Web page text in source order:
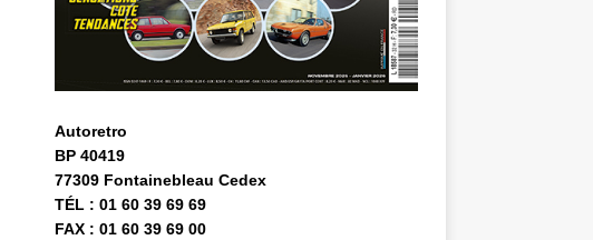
Autoretro
BP 40419
77309 Fontainebleau Cedex
TÉL : 01 60 39 69 69
FAX : 01 60 39 69 00